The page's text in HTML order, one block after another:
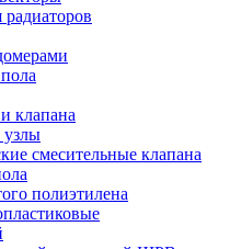
клапана
узлы
смесительные клапана
полиэтилена